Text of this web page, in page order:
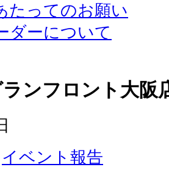
たってのお願い
ダーについて
ンフロント大阪
イベント報告